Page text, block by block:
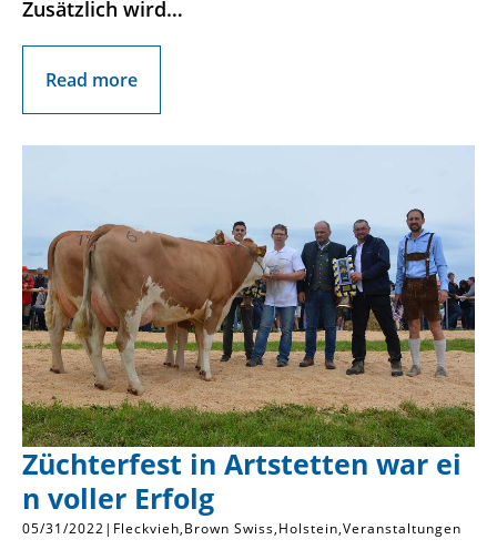
Zusätzlich wird…
Read more
Züchterfest in Artstetten war ei
n voller Erfolg
05/31/2022| Fleckvieh Brown Swiss Holstein Veranstaltungen